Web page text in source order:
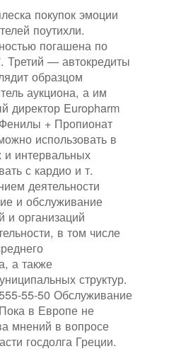
покупок эмоции
поутихли.
погашена по
Третий — автокредиты
образцом
аукциона, а им
директор Europharm
+ Пропионат
использовать в
и интервальных
с кардио и т.
деятельности
и обслуживание
и организаций
в том числе
а также
структур.
55-50 Обслуживание
в Европе не
мнений в вопросе
госдолга Греции.